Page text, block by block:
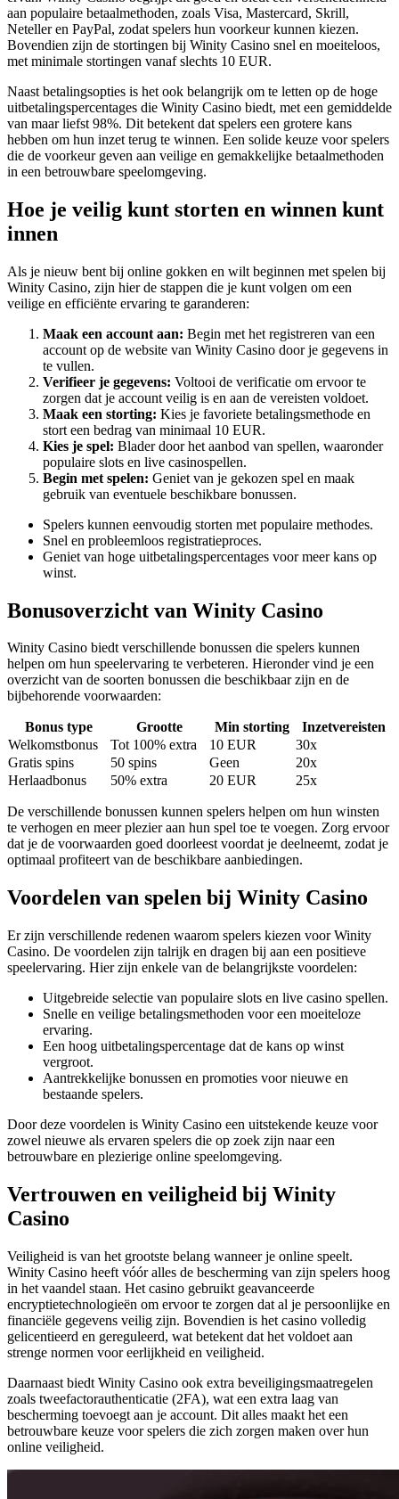
aan populaire betaalmethoden, zoals Visa, Mastercard, Skrill,
Neteller en PayPal, zodat spelers hun voorkeur kunnen kiezen.
Bovendien zijn de stortingen bij Winity Casino snel en moeiteloos,
met minimale stortingen vanaf slechts 10 EUR.
Naast betalingsopties is het ook belangrijk om te letten op de hoge
uitbetalingspercentages die Winity Casino biedt, met een gemiddelde
van maar liefst 98%. Dit betekent dat spelers een grotere kans
hebben om hun inzet terug te winnen. Een solide keuze voor spelers
die de voorkeur geven aan veilige en gemakkelijke betaalmethoden
in een betrouwbare speelomgeving.
Hoe je veilig kunt storten en winnen kunt
innen
Als je nieuw bent bij online gokken en wilt beginnen met spelen bij
Winity Casino, zijn hier de stappen die je kunt volgen om een
veilige en efficiënte ervaring te garanderen:
Maak een account aan: Begin met het registreren van een
account op de website van Winity Casino door je gegevens in
te vullen.
Verifieer je gegevens: Voltooi de verificatie om ervoor te
zorgen dat je account veilig is en aan de vereisten voldoet.
Maak een storting: Kies je favoriete betalingsmethode en
stort een bedrag van minimaal 10 EUR.
Kies je spel: Blader door het aanbod van spellen, waaronder
populaire slots en live casinospellen.
Begin met spelen: Geniet van je gekozen spel en maak
gebruik van eventuele beschikbare bonussen.
Spelers kunnen eenvoudig storten met populaire methodes.
Snel en probleemloos registratieproces.
Geniet van hoge uitbetalingspercentages voor meer kans op
winst.
Bonusoverzicht van Winity Casino
Winity Casino biedt verschillende bonussen die spelers kunnen
helpen om hun speelervaring te verbeteren. Hieronder vind je een
overzicht van de soorten bonussen die beschikbaar zijn en de
bijbehorende voorwaarden:
Bonus type Grootte Min storting
Inzetvereisten
Welkomstbonus
Tot 100% extra 10 EUR
30x
Gratis spins
50 spins Geen
20x
Herlaadbonus
50% extra 20 EUR 25x
De verschillende bonussen kunnen spelers helpen om hun winsten
te verhogen en meer plezier aan hun spel toe te voegen. Zorg ervoor
dat je de voorwaarden goed doorleest voordat je deelneemt, zodat je
optimaal profiteert van de beschikbare aanbiedingen.
Voordelen van spelen bij Winity Casino
Er zijn verschillende redenen waarom spelers kiezen voor Winity
Casino. De voordelen zijn talrijk en dragen bij aan een positieve
speelervaring. Hier zijn enkele van de belangrijkste voordelen:
Uitgebreide selectie van populaire slots en live casino spellen.
Snelle en veilige betalingsmethoden voor een moeiteloze
ervaring.
Een hoog uitbetalingspercentage dat de kans op winst
vergroot.
Aantrekkelijke bonussen en promoties voor nieuwe en
bestaande spelers.
Door deze voordelen is Winity Casino een uitstekende keuze voor
zowel nieuwe als ervaren spelers die op zoek zijn naar een
betrouwbare en plezierige online speelomgeving.
Vertrouwen en veiligheid bij Winity
Casino
Veiligheid is van het grootste belang wanneer je online speelt.
Winity Casino heeft vóór alles de bescherming van zijn spelers hoog
in het vaandel staan. Het casino gebruikt geavanceerde
encryptietechnologieën om ervoor te zorgen dat al je persoonlijke en
financiële gegevens veilig zijn. Bovendien is het casino volledig
gelicentieerd en gereguleerd, wat betekent dat het voldoet aan
strenge normen voor eerlijkheid en veiligheid.
Daarnaast biedt Winity Casino ook extra beveiligingsmaatregelen
zoals tweefactorauthenticatie (2FA), wat een extra laag van
bescherming toevoegt aan je account. Dit alles maakt het een
betrouwbare keuze voor spelers die zich zorgen maken over hun
online veiligheid.